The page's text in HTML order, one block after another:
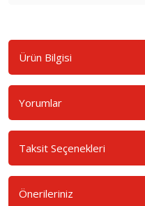
Ürün Bilgisi
Yorumlar
Taksit Seçenekleri
Önerileriniz